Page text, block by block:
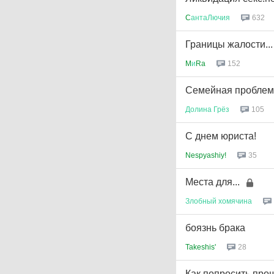
CантаЛючия 632
Границы жалости...
MиRa 152
Семейная
Долина Грёз 105
С днем юриста!
Nespyashiy! 35
Места для...
Злобный хомячина
боязнь брака
Takeshis' 28